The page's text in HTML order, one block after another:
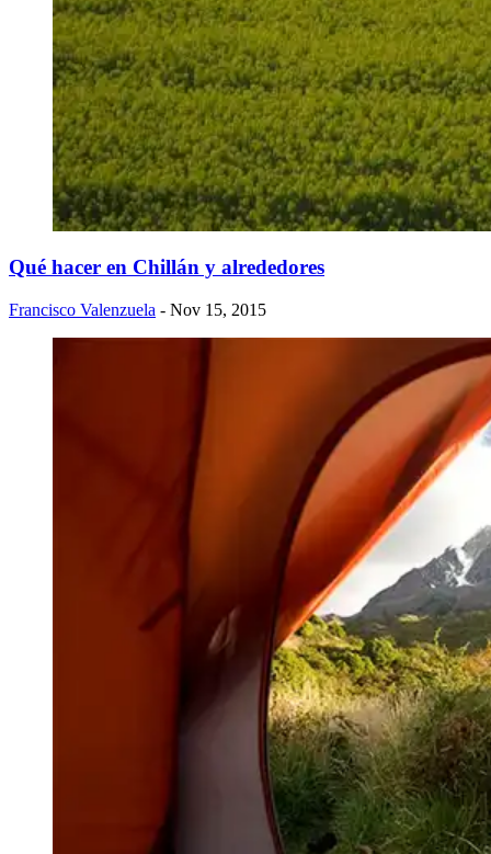
Qué hacer en Chillán y alrededores
Francisco Valenzuela - Nov 15, 2015